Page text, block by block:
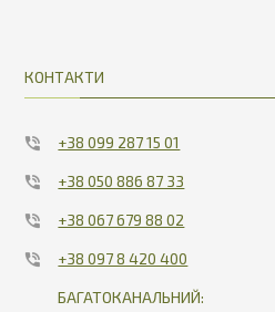
КОНТАКТИ
+38 099 287 15 01
+38 050 886 87 33
+38 067 679 88 02
+38 097 8 420 400
БАГАТОКАНАЛЬНИЙ: